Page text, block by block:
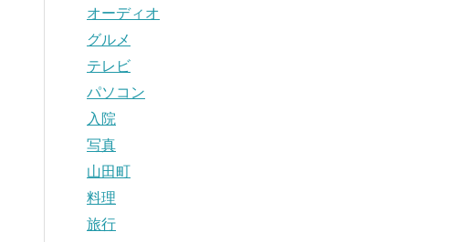
オーディオ
グルメ
テレビ
パソコン
入院
写真
山田町
料理
旅行